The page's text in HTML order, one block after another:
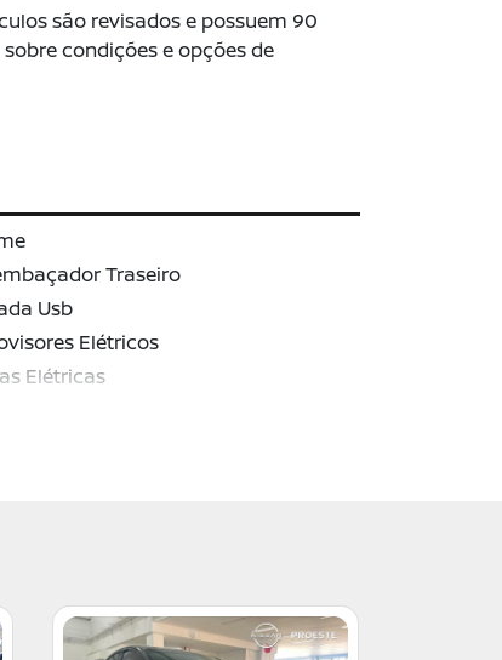
são revisados e possuem 90
condições e opções de
Traseiro
Usb
Elétricos
Elétricas